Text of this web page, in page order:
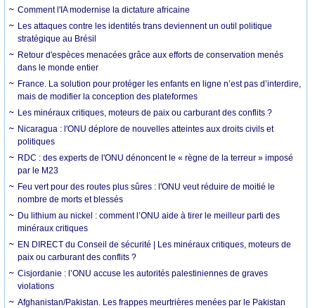
Comment l'IA modernise la dictature africaine
Les attaques contre les identités trans deviennent un outil politique
stratégique au Brésil
Retour d'espèces menacées grâce aux efforts de conservation menés
dans le monde entier
France. La solution pour protéger les enfants en ligne n’est pas d’interdire,
mais de modifier la conception des plateformes
Les minéraux critiques, moteurs de paix ou carburant des conflits ?
Nicaragua : l'ONU déplore de nouvelles atteintes aux droits civils et
politiques
RDC : des experts de l'ONU dénoncent le « règne de la terreur » imposé
par le M23
Feu vert pour des routes plus sûres : l'ONU veut réduire de moitié le
nombre de morts et blessés
Du lithium au nickel : comment l’ONU aide à tirer le meilleur parti des
minéraux critiques
EN DIRECT du Conseil de sécurité | Les minéraux critiques, moteurs de
paix ou carburant des conflits ?
Cisjordanie : l’ONU accuse les autorités palestiniennes de graves
violations
Afghanistan/Pakistan. Les frappes meurtrières menées par le Pakistan